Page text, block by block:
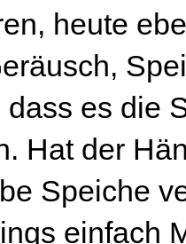
heute
dass es die
Hat der
Speiche
einfach